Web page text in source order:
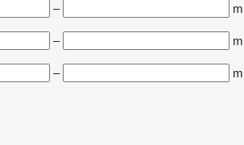
–
m
–
m
–
m